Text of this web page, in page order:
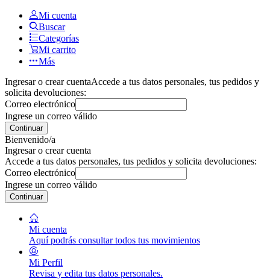
Mi cuenta
Buscar
Categorías
Mi carrito
Más
Ingresar o crear cuentaAccede a tus datos personales, tus pedidos y
solicita devoluciones:
Correo electrónico
Ingrese un correo válido
Continuar
Bienvenido/a
Ingresar o crear cuenta
Accede a tus datos personales, tus pedidos y solicita devoluciones:
Correo electrónico
Ingrese un correo válido
Continuar
Mi cuenta
Aquí podrás consultar todos tus movimientos
Mi Perfil
Revisa y edita tus datos personales.